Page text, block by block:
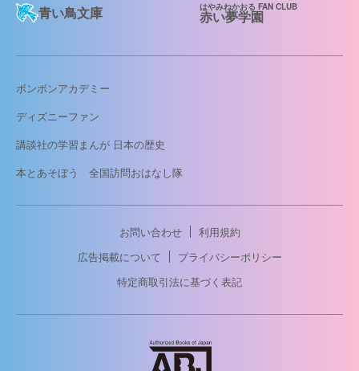
青い鳥文庫
はやみねかおる FAN CLUB
赤い夢学園
ボンボンアカデミー
ディズニーファン
講談社の学習まんが 日本の歴史
本とあそぼう 全国訪問おはなし隊
お問い合わせ
利用規約
広告掲載について
プライバシーポリシー
特定商取引法に基づく表記